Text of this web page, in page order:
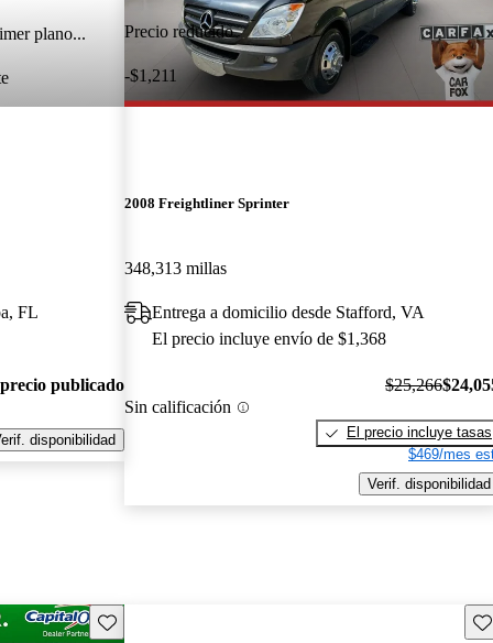
plano...
FL
publicado
disponibilidad
Precio reducido
-$1,211
2008 Freightliner Sprinter
348,313 millas
Entrega a domicilio desde Stafford, VA
El precio incluye envío de $1,368
Sin calificación
$25,266
El precio incluye tasas
$469/mes
Verif. disponibilidad
Guarda este Aviso